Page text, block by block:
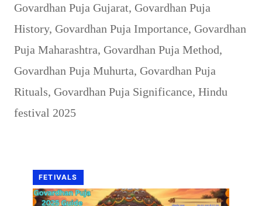
Govardhan Puja Gujarat, Govardhan Puja
History, Govardhan Puja Importance, Govardhan
Puja Maharashtra, Govardhan Puja Method,
Govardhan Puja Muhurta, Govardhan Puja
Rituals, Govardhan Puja Significance, Hindu
festival 2025
FETIVALS